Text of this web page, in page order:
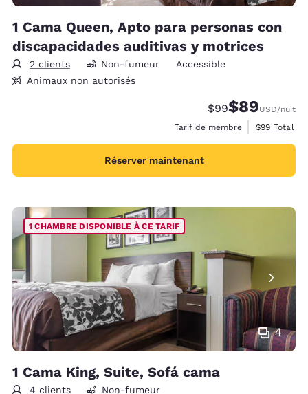
1 Cama Queen, Apto para personas con
discapacidades auditivas y motrices
2 clients Non-fumeur
Accessible
Animaux non autorisés
Tarif barré :
$99Tarif réduit :
$89USD/nuit
Tarif de membre
Afficher les
$99 Total
Réserver maintenant
4
1 CHAMBRE DISPONIBLE À CE TARIF
1 Cama King, Suite, Sofá cama
4 clients Non-fumeur